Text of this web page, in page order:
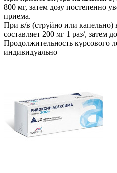
800 мг, затем дозу постепенно
приема.
При в/в (струйно или капельно)
составляет 200 мг 1 раз/, затем
Продолжительность курсового
индивидуально.